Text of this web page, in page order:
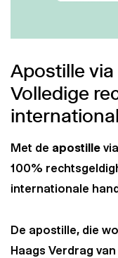
Apostille
Volledige
Met de apostille via
100%
internationale
De apostille, die
Haags Verdrag